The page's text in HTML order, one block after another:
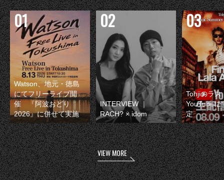
Watson、地元・徳島
にてフリーライブ開
催 『阿波おどり
2026』に併せて実施
INTERVIEW ｜
RACH? × idom
Tohjiのラス
YouTubeに
定
VIEW MORE